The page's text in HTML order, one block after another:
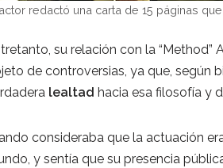
redactó una carta de 15 páginas
su relación con la
de controversias, ya que, según
lealtad hacia esa filosofía y
consideraba que la actuación
y sentía que su presencia